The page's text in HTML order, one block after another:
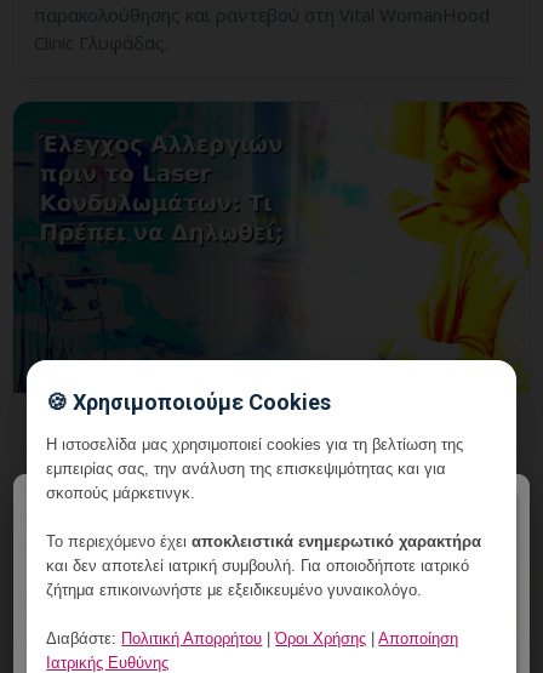
παρακολούθησης και ραντεβού στη Vital WomanHood
Clinic Γλυφάδας.
Έλεγχος Αλλεργιών πριν το Laser
Κονδυλωμάτων: Τι Πρέπει να Δηλωθεί;
6 Αυγούστου, 2026
Έλεγχος Αλλεργιών πριν το Laser Κονδυλωμάτων:
εξατομικευμένη γυναικολογική αξιολόγηση, σαφές
πλάνο παρακολούθησης και ραντεβού στη Vital
🍪 Χρησιμοποιούμε Cookies
Η ιστοσελίδα μας χρησιμοποιεί cookies για τη βελτίωση της
εμπειρίας σας, την ανάλυση της επισκεψιμότητας και για
σκοπούς μάρκετινγκ.
Το περιεχόμενο έχειαποκλειστικά ενημερωτικό χαρακτήρα
και δεν αποτελεί ιατρική συμβουλή. Για οποιοδήποτε ιατρικό
ζήτημα επικοινωνήστε με εξειδικευμένο γυναικολόγο.
Διαβάστε: Πολιτική Απορρήτου |Όροι Χρήσης |Αποποίηση
Ιατρικής Ευθύνης